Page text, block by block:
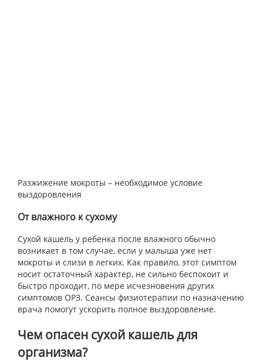
Разжижение мокроты – необходимое условие
выздоровления
От влажного к сухому
Сухой кашель у ребенка после влажного обычно
возникает в том случае, если у малыша уже нет
мокроты и слизи в легких. Как правило, этот симптом
носит остаточный характер, не сильно беспокоит и
быстро проходит, по мере исчезновения других
симптомов ОРЗ. Сеансы физиотерапии по назначению
врача помогут ускорить полное выздоровление.
Чем опасен сухой кашель для
организма?